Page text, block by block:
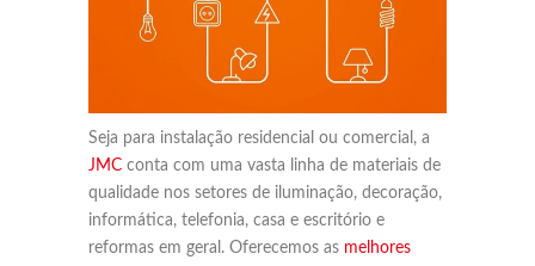
Seja para instalação residencial ou comercial, a
JMC conta com uma vasta linha de materiais de
qualidade nos setores de iluminação, decoração,
informática, telefonia, casa e escritório e
reformas em geral. Oferecemos as melhores